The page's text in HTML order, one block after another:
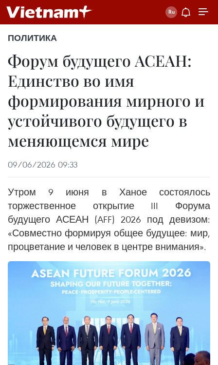
ПОЛИТИКА
Форум будущего АСЕАН:
Единство во имя
формирования мирного и
устойчивого будущего в
меняющемся мире
09/06/2026 09:33
Утром 9 июня в Ханое состоялось
торжественное открытие III Форума
будущего АСЕАН (AFF) 2026 под девизом:
«Совместно формируя общее будущее: мир,
процветание и человек в центре внимания».